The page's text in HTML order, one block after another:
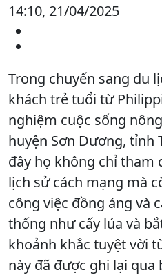
14:10, 21/04/2025
Trong chuyến sang du
khách trẻ tuổi từ
nghiệm cuộc sống
huyện Sơn Dương, tỉnh
đây họ không chỉ tham
lịch sử cách mạng mà
công việc đồng áng và
thống như cấy lúa và
khoảnh khắc tuyệt vời
này đã được ghi lại qua